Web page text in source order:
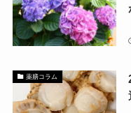
薬膳コラム